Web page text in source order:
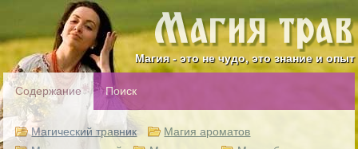
Магия - это не чудо, это знание и опыт
Содержание Поиск
Магический травник
Магия ароматов